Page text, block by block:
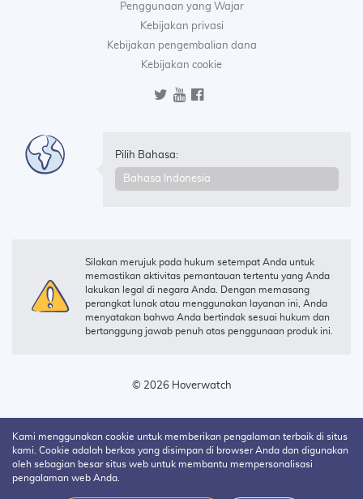
Penggunaan yang Wajar
Kebijakan privasi
Kebijakan pengembalian dana
Kebijakan cookie
Pilih Bahasa:
Silakan merujuk pada hukum setempat Anda untuk
memastikan aktivitas pemantauan tertentu yang Anda
lakukan legal di negara Anda. Dengan memasang
perangkat lunak atau menggunakan layanan ini, Anda
menyatakan bahwa Anda bertindak sesuai hukum dan
bertanggung jawab penuh atas penggunaan produk ini.
© 2026 Hoverwatch
Kami menggunakan cookie untuk memberikan pengalaman terbaik di situs
kami. Cookie adalah berkas yang disimpan di browser Anda dan digunakan
oleh sebagian besar situs web untuk membantu mempersonalisasi
pengalaman web Anda.